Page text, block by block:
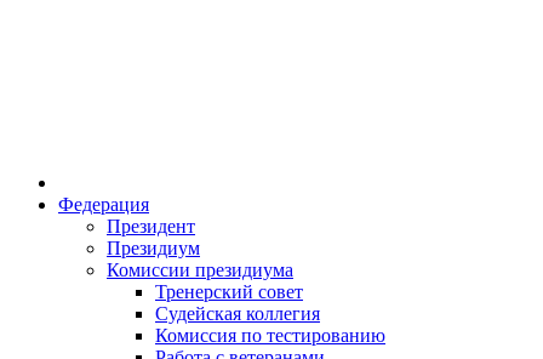
Федерация
Президент
Президиум
Комиссии президиума
Тренерский совет
Судейская коллегия
Комиссия по тестированию